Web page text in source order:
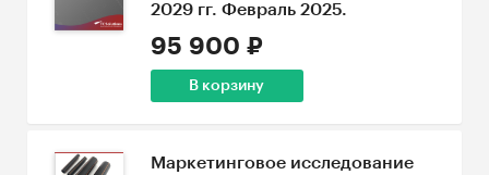
2029 гг. Февраль 2025.
95 900 ₽
В корзину
Маркетинговое исследование